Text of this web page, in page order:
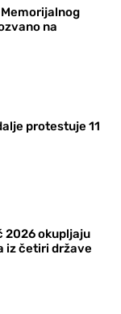
na
protestuje 11
2026 okupljaju
iz četiri države